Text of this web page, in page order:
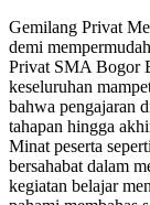
Gemilang Privat
demi
Privat SMA Bogor
keseluruhan
bahwa pengajaran
tahapan hingga
Minat peserta
bersahabat dalam
kegiatan belajar